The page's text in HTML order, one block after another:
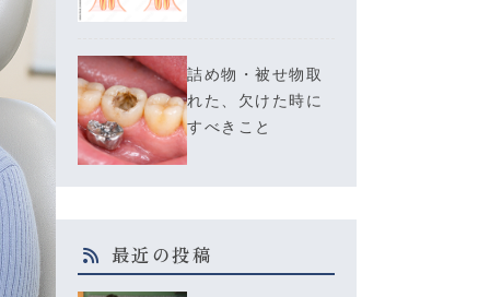
詰め物・被せ物取
れた、欠けた時に
すべきこと
最近の投稿